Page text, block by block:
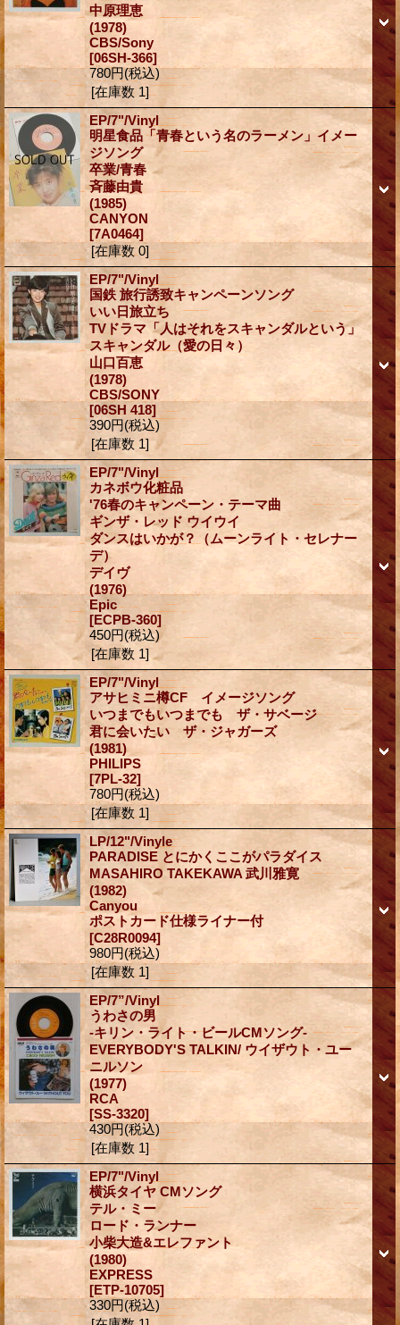
中原理恵
(1978)
CBS/Sony
[06SH-366]
780円(税込)
[在庫数 1]
EP/7"/Vinyl
明星食品「青春という名のラーメン」イメー
ジソング
卒業/青春
斉藤由貴
(1985)
CANYON
[7A0464]
[在庫数 0]
EP/7"/Vinyl
国鉄 旅行誘致キャンペーンソング
いい日旅立ち
TVドラマ「人はそれをスキャンダルという」
スキャンダル（愛の日々）
山口百恵
(1978)
CBS/SONY
[06SH 418]
390円(税込)
[在庫数 1]
EP/7"/Vinyl
カネボウ化粧品
'76春のキャンペーン・テーマ曲
ギンザ・レッド ウイウイ
ダンスはいかが？（ムーンライト・セレナー
デ）
デイヴ
(1976)
Epic
[ECPB-360]
450円(税込)
[在庫数 1]
EP/7"/Vinyl
アサヒミニ樽CF イメージソング
いつまでもいつまでも ザ・サベージ
君に会いたい ザ・ジャガーズ
(1981)
PHILIPS
[7PL-32]
780円(税込)
[在庫数 1]
LP/12"/Vinyle
PARADISE とにかくここがパラダイス
MASAHIRO TAKEKAWA 武川雅寛
(1982)
Canyou
ポストカード仕様ライナー付
[C28R0094]
980円(税込)
[在庫数 1]
EP/7”/Vinyl
うわさの男
-キリン・ライト・ビールCMソング-
EVERYBODY'S TALKIN/ ウイザウト・ユー
ニルソン
(1977)
RCA
[SS-3320]
430円(税込)
[在庫数 1]
EP/7"/Vinyl
横浜タイヤ CMソング
テル・ミー
ロード・ランナー
小柴大造&エレファント
(1980)
EXPRESS
[ETP-10705]
330円(税込)